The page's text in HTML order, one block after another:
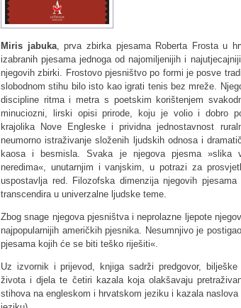
Miris jabuka, prva zbirka pjesama Roberta Frosta u
izabranih pjesama jednoga od najomiljenijih i
njegovih zbirki. Frostovo pjesništvo po formi je posve
slobodnom stihu bilo isto kao igrati tenis bez mreže.
discipline ritma i metra s poetskim korištenjem
minuciozni, lirski opisi prirode, koju je volio i dobro
krajolika Nove Engleske i prividna jednostavnost
neumorno istraživanje složenih ljudskih odnosa i
kaosa i besmisla. Svaka je njegova pjesma »slika
neredima«, unutarnjim i vanjskim, u potrazi za
uspostavlja red. Filozofska dimenzija njegovih
transcendira u univerzalne ljudske teme.
Zbog snage njegova pjesništva i neprolazne ljepote
najpopularnijih američkih pjesnika. Nesumnjivo je
pjesama kojih će se biti teško riješiti«.
Uz izvornik i prijevod, knjiga sadrži predgovor,
života i djela te četiri kazala koja olakšavaju
stihova na engleskom i hrvatskom jeziku i kazala